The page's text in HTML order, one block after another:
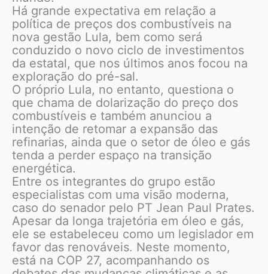
Há grande expectativa em relação a
política de preços dos combustíveis na
nova gestão Lula, bem como será
conduzido o novo ciclo de investimentos
da estatal, que nos últimos anos focou na
exploração do pré-sal.
O próprio Lula, no entanto, questiona o
que chama de dolarização do preço dos
combustíveis e também anunciou a
intenção de retomar a expansão das
refinarias, ainda que o setor de óleo e gás
tenda a perder espaço na transição
energética.
Entre os integrantes do grupo estão
especialistas com uma visão moderna,
caso do senador pelo PT Jean Paul Prates.
Apesar da longa trajetória em óleo e gás,
ele se estabeleceu como um legislador em
favor das renováveis. Neste momento,
está na COP 27, acompanhando os